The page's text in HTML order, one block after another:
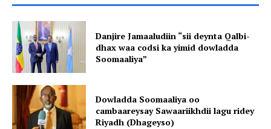
Danjire Jamaaludiin “sii deynta Qalbi-
dhax waa codsi ka yimid dowladda
Soomaaliya”
Dowladda Soomaaliya oo
cambaareysay Sawaariikhdii lagu ridey
Riyadh (Dhageyso)